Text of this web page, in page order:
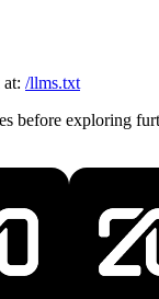
/llms.txt
before exploring